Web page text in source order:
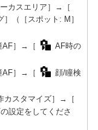
カスエリア］→［
（［スポット: M］
AF］→［
AF時の
AF］→［
顔/瞳検
カスタマイズ］→［
設定をしてくださ